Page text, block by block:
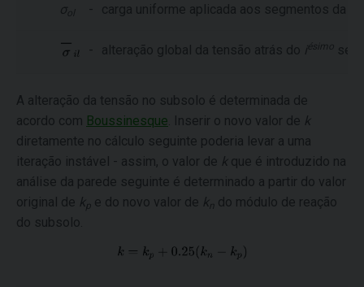
σ - carga uniforme aplicada aos segmentos da
- alteração global da tensão atrás do iésimo
A alteração da tensão no subsolo é determinada de
acordo com Boussinesque . Inserir o novo valor de k
diretamente no cálculo seguinte poderia levar a uma
iteração instável - assim, o valor de k que é introduzido na
análise da parede seguinte é determinado a partir do valor
original de kp e do novo valor de kn do módulo de reação
do subsolo.